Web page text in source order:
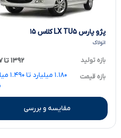
پژو پارس LX TU۵ کلاس ۱۵
اتولاک
بازه تولید ۱۳۹۲ تا ۱۳۹۷
بازه قیمت
۱.۱۸۰
مقایسه و بررسی